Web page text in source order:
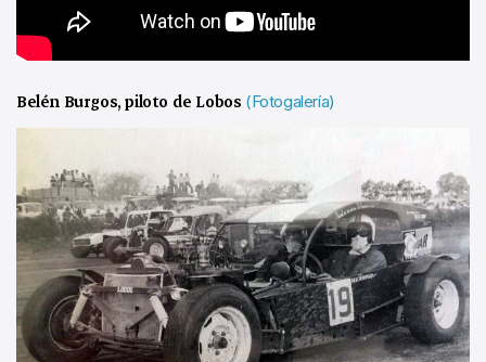
Belén Burgos, piloto de Lobos (Fotogalería)